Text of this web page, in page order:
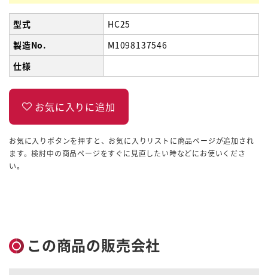
型式
HC25
製造No.
M1098137546
仕様
お気に入りボタンを押すと、お気に入りリストに商品ページが追加され
ます。検討中の商品ページをすぐに見直したい時などにお使いくださ
い。
この商品の販売会社